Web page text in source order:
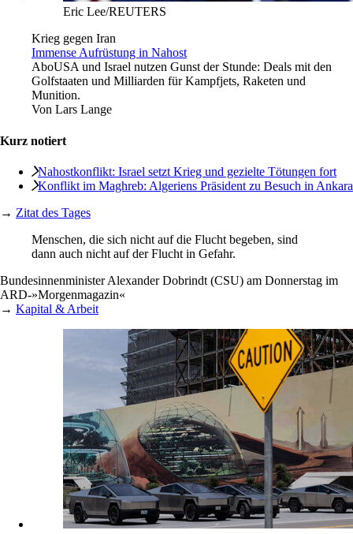
Eric Lee/REUTERS
Krieg gegen Iran
Immense Aufrüstung in Nahost
AboUSA und Israel nutzen Gunst der Stunde: Deals mit den
Golfstaaten und Milliarden für Kampfjets, Raketen und
Munition.
Von Lars Lange
Kurz notiert
Nahostkonflikt: Israel setzt Krieg und gezielte Tötungen fort
Konflikt im Maghreb: Algeriens Präsident zu Besuch in Ankara
→ Zitat des Tages
Menschen, die sich nicht auf die Flucht begeben, sind
dann auch nicht auf der Flucht in Gefahr.
Bundesinnenminister Alexander Dobrindt (CSU) am Donnerstag im
ARD-»Morgenmagazin«
→ Kapital & Arbeit